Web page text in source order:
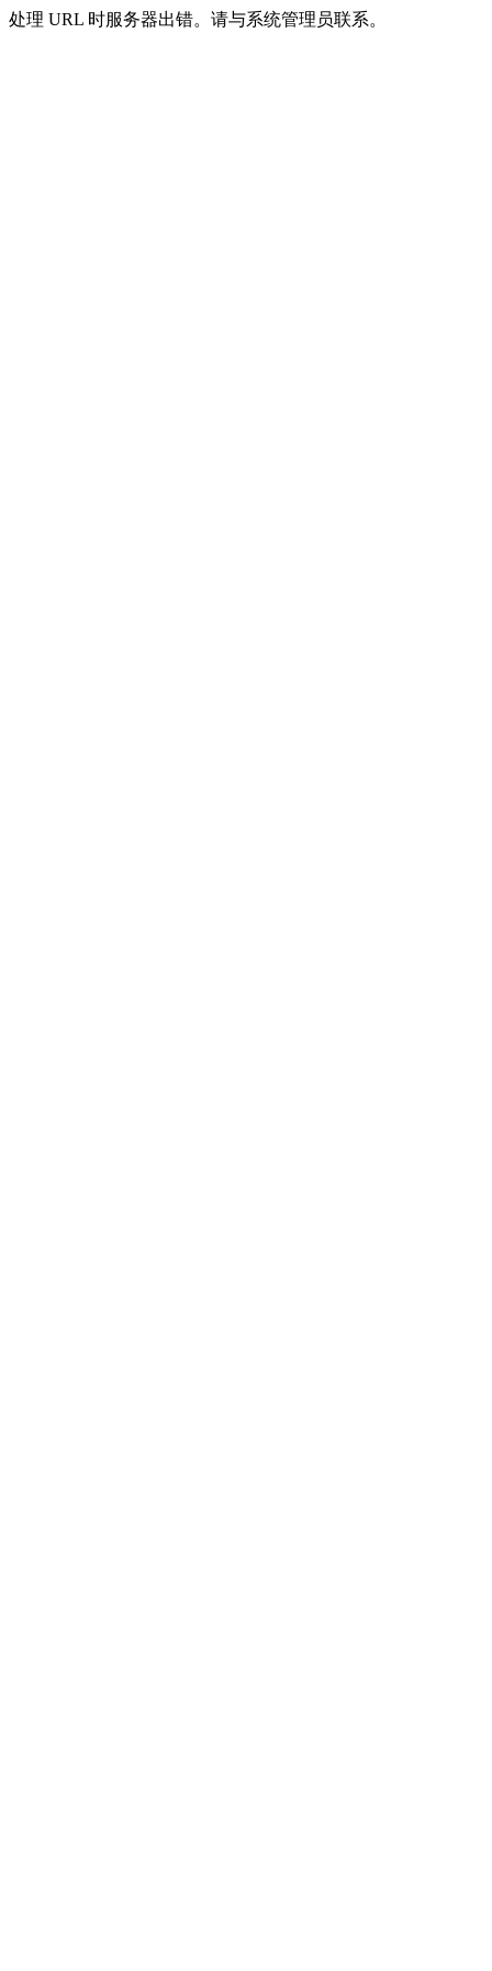
处理 URL 时服务器出错。请与系统管理员联系。